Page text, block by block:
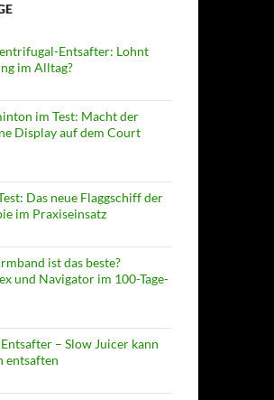
Entsafter: Lohnt
im Alltag?
im Test: Macht der
Display auf dem Court
Das neue Flaggschiff der
im Praxiseinsatz
ist das beste?
und Navigator im 100-Tage-
– Slow Juicer kann
entsaften